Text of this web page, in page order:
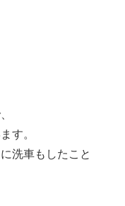
す。
洗車もしたこと